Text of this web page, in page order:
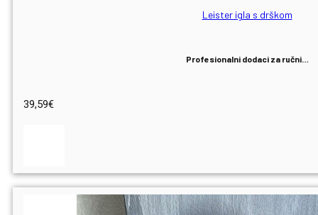
Leister igla s drškom
Profesionalni dodaci za ručni…
39,59€